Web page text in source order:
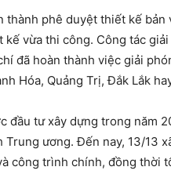
thành phê duyệt thiết kế
vừa thi công. Công tác
đã hoàn thành việc giải
Hóa, Quảng Trị, Đắk Lắk
đầu tư xây dựng trong năm
ương. Đến nay, 13/13
công trình chính, đồng thời